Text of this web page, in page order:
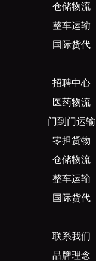
仓储物流
整车运输
国际货代
招聘中心
医药物流
门到门运输
零担货物
仓储物流
整车运输
国际货代
联系我们
品牌理念